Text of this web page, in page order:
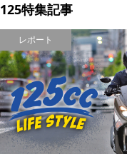
125特集記事
レポート